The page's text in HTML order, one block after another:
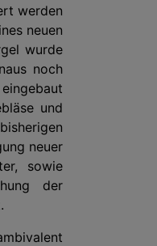
werden
neuen
wurde
noch
und
neuer
sowie
der